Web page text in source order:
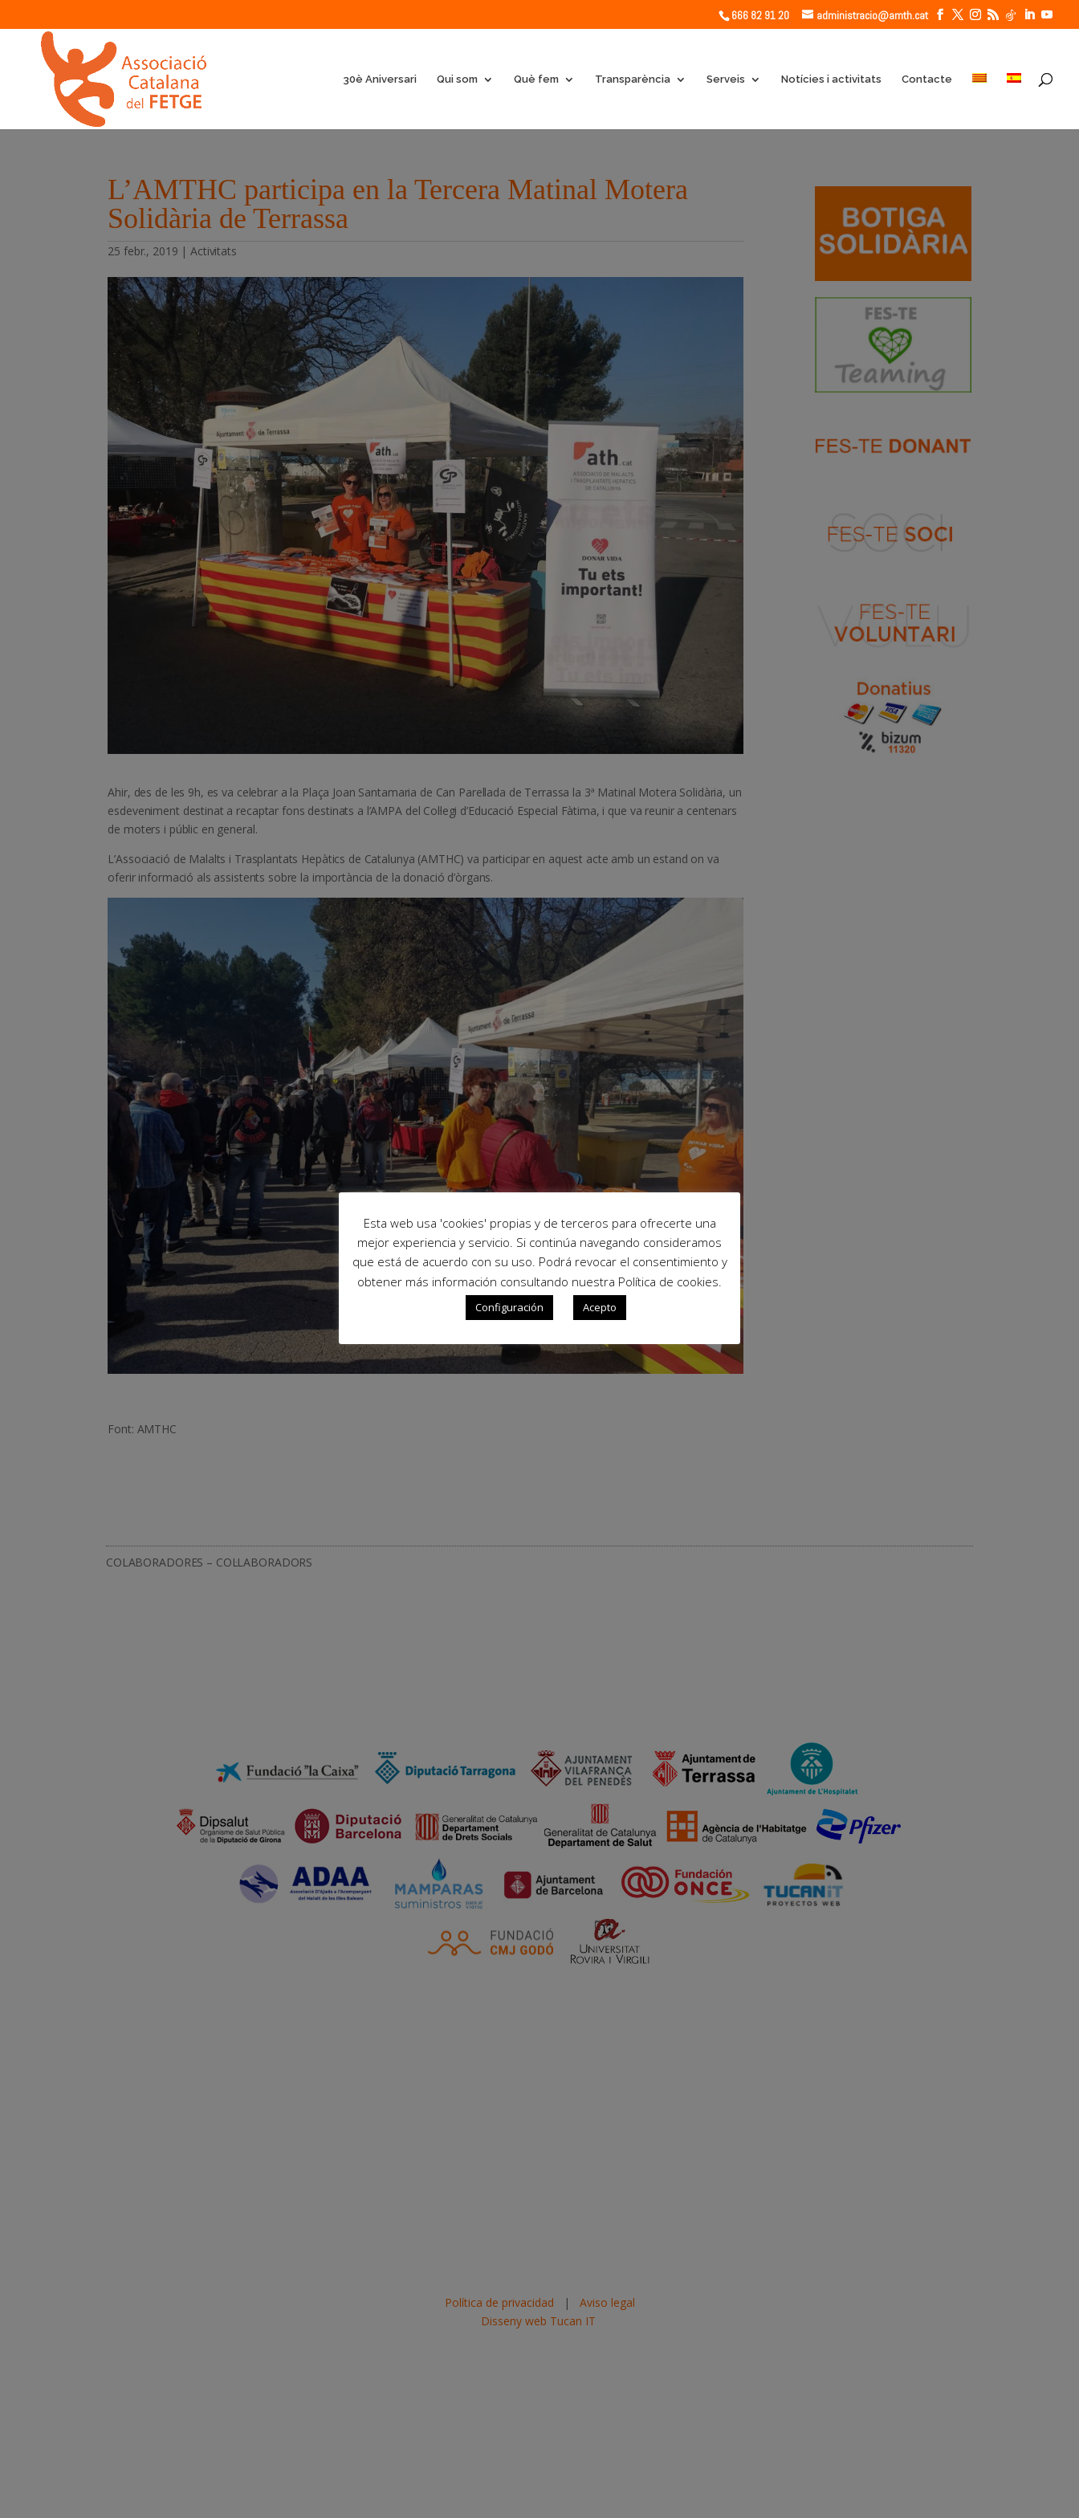
666 82 91 20 administracio@amth.cat
30è Aniversari Qui som Què fem Transparència Serveis Notícies i activitats Contacte
L’AMTHC participa en la Tercera Matinal Motera
Solidària de Terrassa
25 febr., 2019 |Activitats
Ahir, des de les 9h, es va celebrar a la Plaça Joan Santamaria de Can Parellada de Terrassa la 3ª Matinal Motera Solidària, un
esdeveniment destinat a recaptar fons destinats a l’AMPA del Col·legi d’Educació Especial Fàtima, i que va reunir a centenars
de moters i públic en general.
L’Associació de Malalts i Trasplantats Hepàtics de Catalunya (AMTHC) va participar en aquest acte amb un estand on va
oferir informació als assistents sobre la importància de la donació d’òrgans.
Font: AMTHC
COLABORADORES – COL·LABORADORS
Política de privacidad | Aviso legal
Disseny web Tucan IT
Esta web usa 'cookies' propias y de terceros para ofrecerte una
mejor experiencia y servicio. Si continúa navegando consideramos
que está de acuerdo con su uso. Podrá revocar el consentimiento y
obtener más información consultando nuestra Política de cookies.
Configuración Acepto